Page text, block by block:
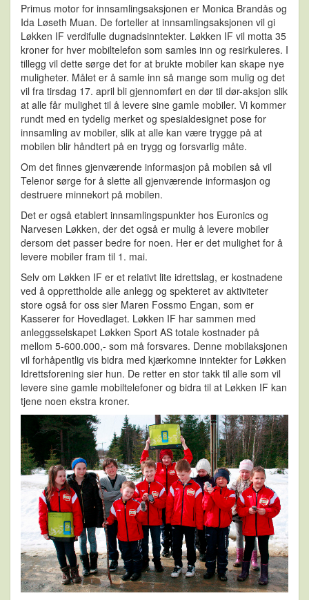
Primus motor for innsamlingsaksjonen er Monica Brandås og
Ida Løseth Muan. De forteller at innsamlingsaksjonen vil gi
Løkken IF verdifulle dugnadsinntekter. Løkken IF vil motta 35
kroner for hver mobiltelefon som samles inn og resirkuleres. I
tillegg vil dette sørge det for at brukte mobiler kan skape nye
muligheter. Målet er å samle inn så mange som mulig og det
vil fra tirsdag 17. april bli gjennomført en dør til dør-aksjon slik
at alle får mulighet til å levere sine gamle mobiler. Vi kommer
rundt med en tydelig merket og spesialdesignet pose for
innsamling av mobiler, slik at alle kan være trygge på at
mobilen blir håndtert på en trygg og forsvarlig måte.
Om det finnes gjenværende informasjon på mobilen så vil
Telenor sørge for å slette all gjenværende informasjon og
destruere minnekort på mobilen.
Det er også etablert innsamlingspunkter hos Euronics og
Narvesen Løkken, der det også er mulig å levere mobiler
dersom det passer bedre for noen. Her er det mulighet for å
levere mobiler fram til 1. mai.
Selv om Løkken IF er et relativt lite idrettslag, er kostnadene
ved å opprettholde alle anlegg og spekteret av aktiviteter
store også for oss sier Maren Fossmo Engan, som er
Kasserer for Hovedlaget. Løkken IF har sammen med
anleggsselskapet Løkken Sport AS totale kostnader på
mellom 5-600.000,- som må forsvares. Denne mobilaksjonen
vil forhåpentlig vis bidra med kjærkomne inntekter for Løkken
Idrettsforening sier hun. De retter en stor takk til alle som vil
levere sine gamle mobiltelefoner og bidra til at Løkken IF kan
tjene noen ekstra kroner.